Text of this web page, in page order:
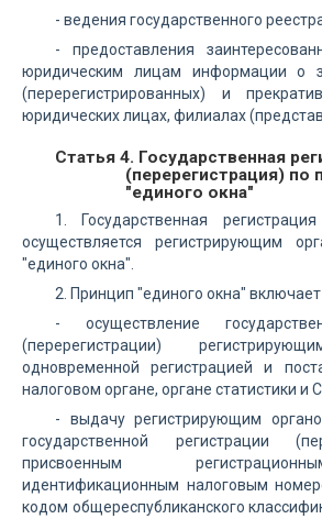
- ведения государственного
- предоставления
юридическим лицам информации о
(перерегистрированных) и
юридических лицах, филиалах
Статья 4. Государственная
(перерегистрация) по
"единого окна"
1. Государственная
осуществляется регистрирующим
"единого окна".
2. Принцип "единого окна" включает
- осуществление
(перерегистрации)
одновременной регистрацией и
налоговом органе, органе статистики
- выдачу регистрирующим
государственной регистрации
присвоенным
идентификационным налоговым
кодом общереспубликанского